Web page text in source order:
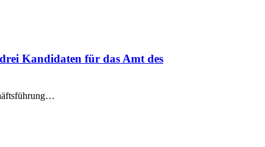
Kandidaten für das Amt des